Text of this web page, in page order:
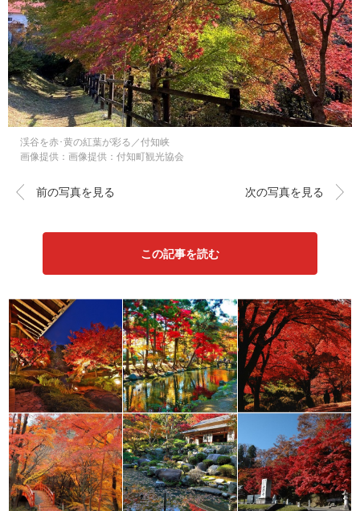
渓谷を赤･黄の紅葉が彩る／付知峡
画像提供：画像提供：付知町観光協会
前の写真を見る 次の写真を見る
この記事を読む